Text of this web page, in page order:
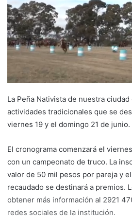
La Peña Nativista de nuestra
actividades tradicionales que se
viernes 19 y el domingo 21 de junio.
El cronograma comenzará el
con un campeonato de truco. La
valor de 50 mil pesos por pareja y
recaudado se destinará a premios.
obtener más información al 2921
redes sociales de la institución.